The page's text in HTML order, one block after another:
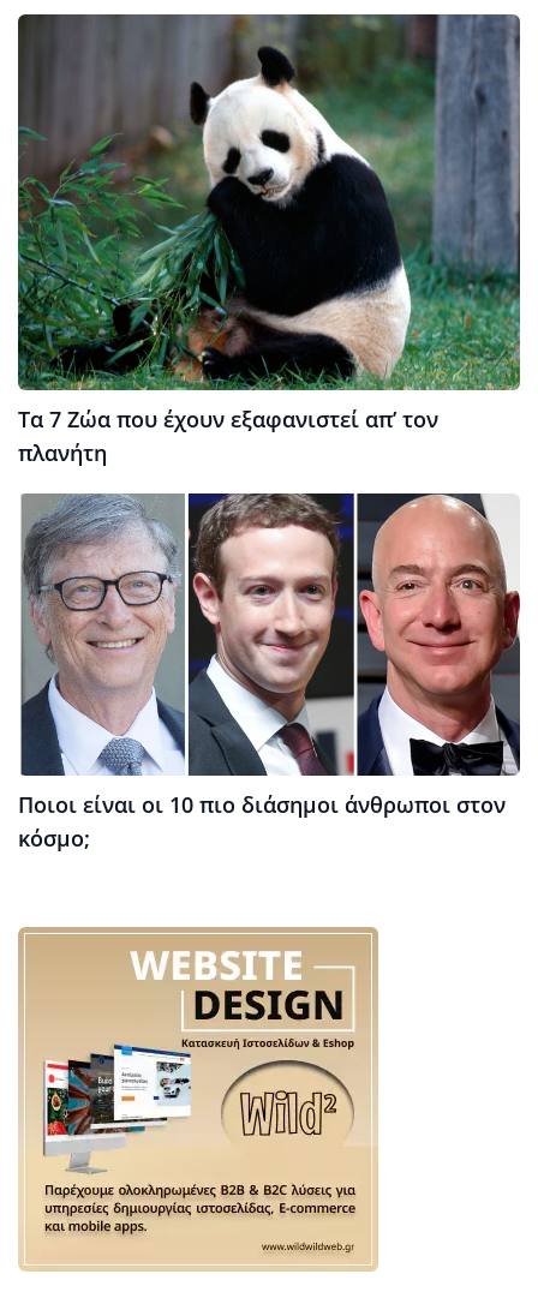
Τα 7 Ζώα που έχουν εξαφανιστεί απ’ τον
πλανήτη
Ποιοι είναι οι 10 πιο διάσημοι άνθρωποι στον
κόσμο;